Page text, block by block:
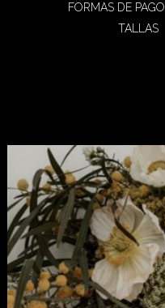
FORMAS DE PAGO
TALLAS